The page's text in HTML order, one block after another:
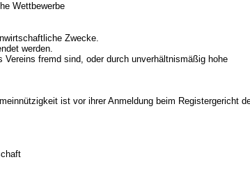
Wettbewerbe
Zwecke.
werden.
fremd sind, oder durch unverhältnismäßig hohe
ist vor ihrer Anmeldung beim Registergericht